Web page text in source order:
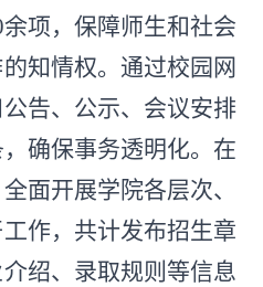
项，保障师生和社会
知情权。通过校园网
告、公示、会议安排
确保事务透明化。在
面开展学院各层次、
作，共计发布招生章
绍、录取规则等信息